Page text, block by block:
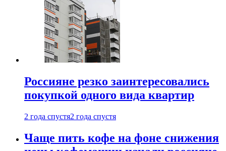
Россияне резко заинтересовались
покупкой одного вида квартир
2 года спустя2 года спустя
Чаще пить кофе на фоне снижения